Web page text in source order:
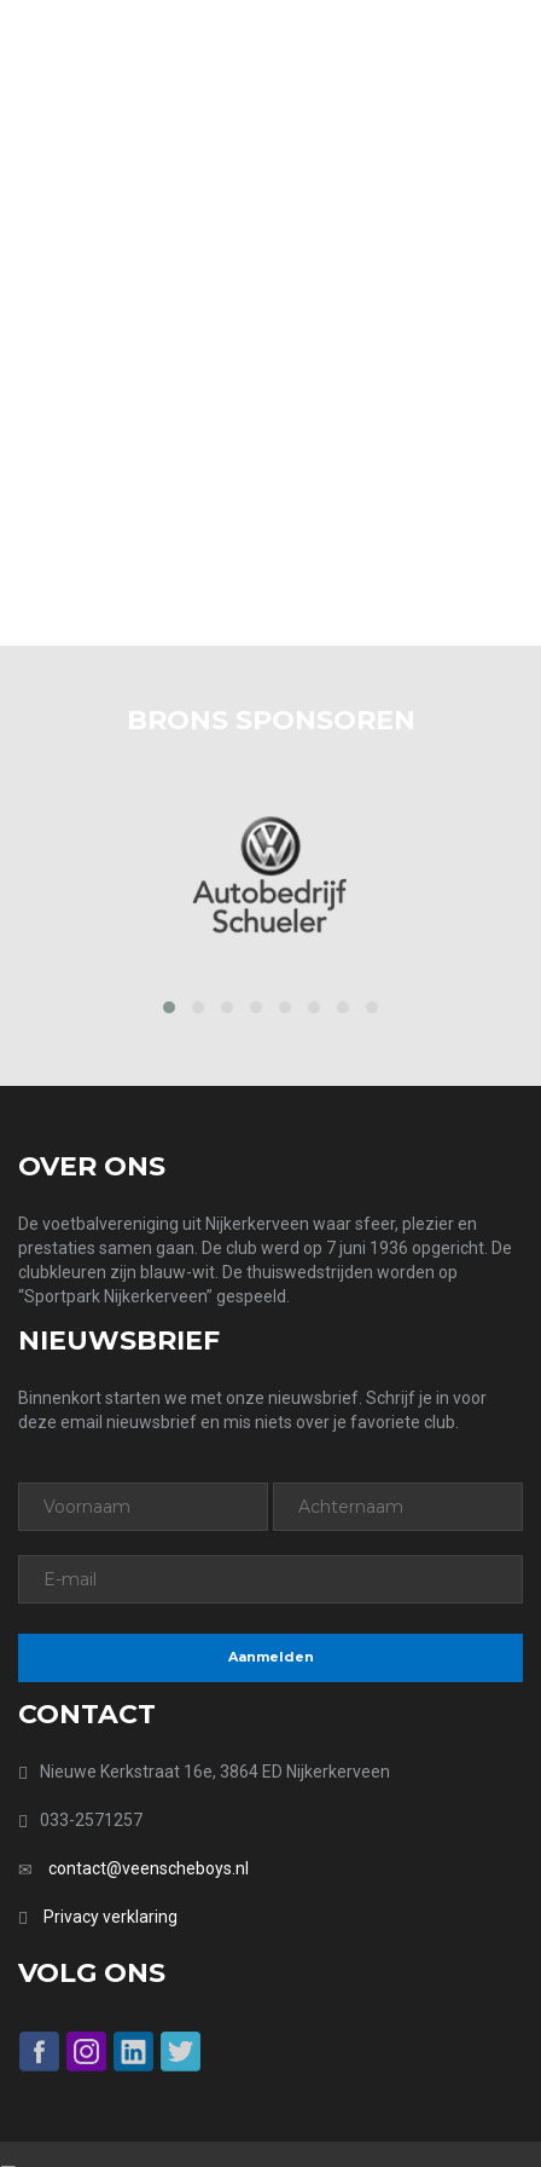
BRONS SPONSOREN
OVER ONS
De voetbalvereniging uit Nijkerkerveen waar sfeer, plezier en
prestaties samen gaan. De club werd op 7 juni 1936 opgericht. De
clubkleuren zijn blauw-wit. De thuiswedstrijden worden op
“Sportpark Nijkerkerveen” gespeeld.
NIEUWSBRIEF
Binnenkort starten we met onze nieuwsbrief. Schrijf je in voor
deze email nieuwsbrief en mis niets over je favoriete club.
CONTACT
Nieuwe Kerkstraat 16e, 3864 ED Nijkerkerveen
033-2571257
contact@veenscheboys.nl
Privacy verklaring
VOLG ONS